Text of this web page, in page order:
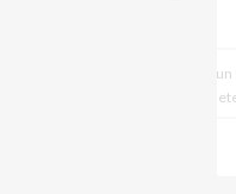
Kommun